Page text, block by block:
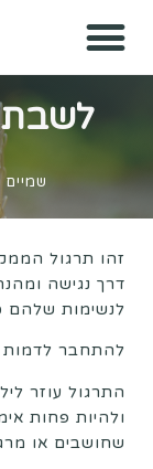
שמיים
זהו תרגול
דרך נגישה
לנשימות שלהם
להתחבר
התרגול עוזר
ולהיות פחות
שחושבים או